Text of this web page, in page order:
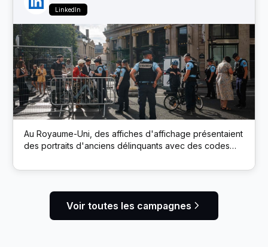
LinkedIn
Au Royaume-Uni, des affiches d'affichage présentaient
des portraits d'anciens délinquants avec des codes
aux profils LinkedIn des candidats, encourageant ainsi
Voir toutes les campagnes